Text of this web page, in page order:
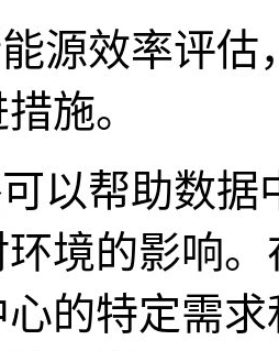
源效率评
施。
以帮助数
境的影响
的特定需